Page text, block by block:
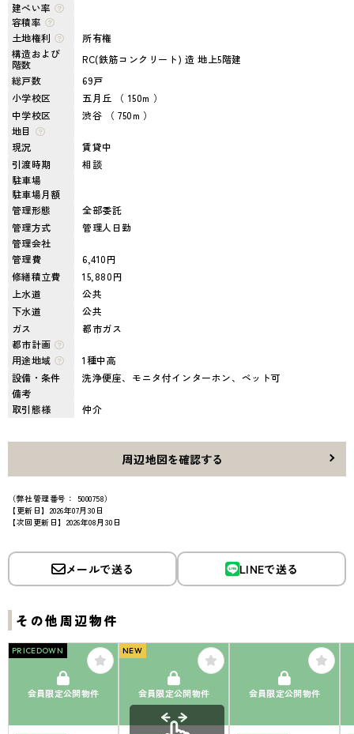
建ぺい率
容積率
土地権利
所有権
構造および
階数
RC(鉄筋コンクリート) 造 地上5階建
総戸数
69戸
小学校区
五月丘 （ 150m ）
中学校区
渋谷 （ 750m ）
地目
現況
賃貸中
引渡時期
相談
駐車場
駐車場月額
管理形態
全部委託
管理方式
管理人日勤
管理会社
管理費
6,410円
修繕積立費
15,880円
上水道
公共
下水道
公共
ガス
都市ガス
都市計画
用途地域
1種中高
設備・条件
洗浄便座、モニタ付インターホン、ペット可
備考
取引態様
仲介
周辺地図を確認する
（弊社管理番号： 5000758）
【更新日】2026年07月30日
【次回更新日】2026年08月30日
メールで送る LINEで送る
その他周辺物件
会員限定公開物件
PRICEDOWN
会員限定公開物件
NEW
会員限定公開物件